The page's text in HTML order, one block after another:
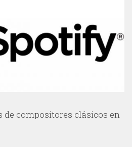
compositores clásicos en